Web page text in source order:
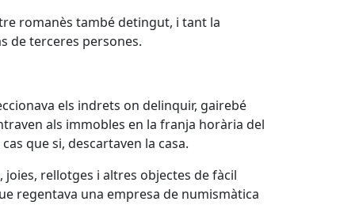
romanès també detingut, i tant la
de terceres persones.
els indrets on delinquir, gairebé
als immobles en la franja horària del
que si, descartaven la casa.
rellotges i altres objectes de fàcil
regentava una empresa de numismàtica